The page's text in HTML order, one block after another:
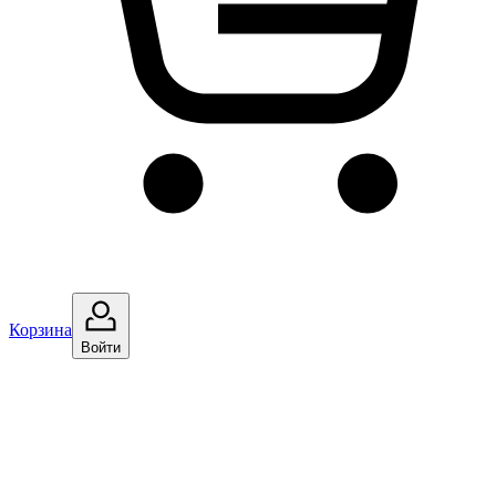
Корзина
Войти